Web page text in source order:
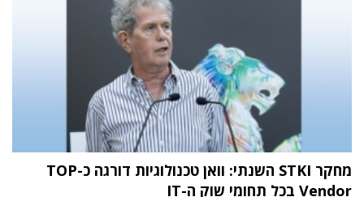
מחקר STKI השנתי: וואן טכנולוגיות דורגה כ-TOP
Vendor בכל תחומי שוק ה-IT